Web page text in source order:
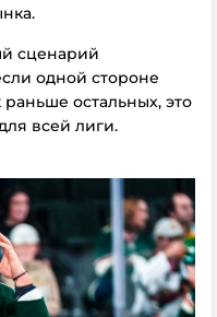
сценарий
одной стороне
остальных, это
всей лиги.